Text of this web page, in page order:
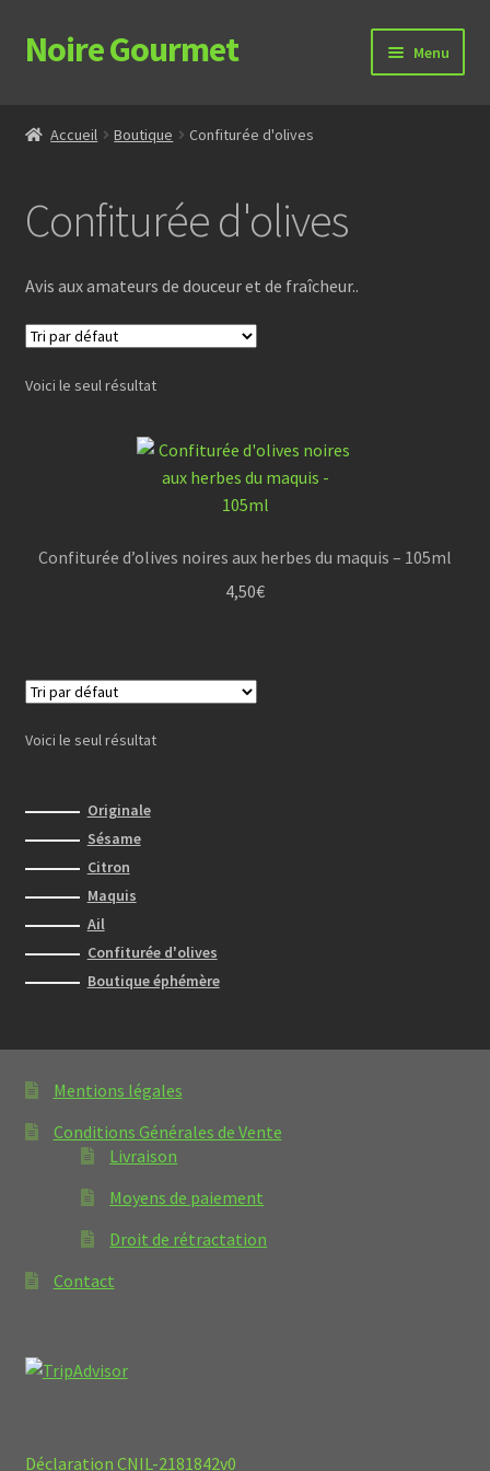
Aller
à
navigation
Aller
au
Noire Gourmet Menu
Idées recettes
Boutique
Contact
Mon compte
Accueil Boutique Confiturée d'olives
Confiturée d'olives
Avis aux amateurs de douceur et de fraîcheur..
Voici le seul résultat
Confiturée d’olives noires aux herbes du maquis – 105ml
4,50€
Voici le seul résultat
Originale
Sésame
Citron
Maquis
Ail
Confiturée d'olives
Boutique éphémère
Mentions légales
Conditions Générales de Vente
Livraison
Moyens de paiement
Droit de rétractation
Contact
Déclaration CNIL-2181842v0